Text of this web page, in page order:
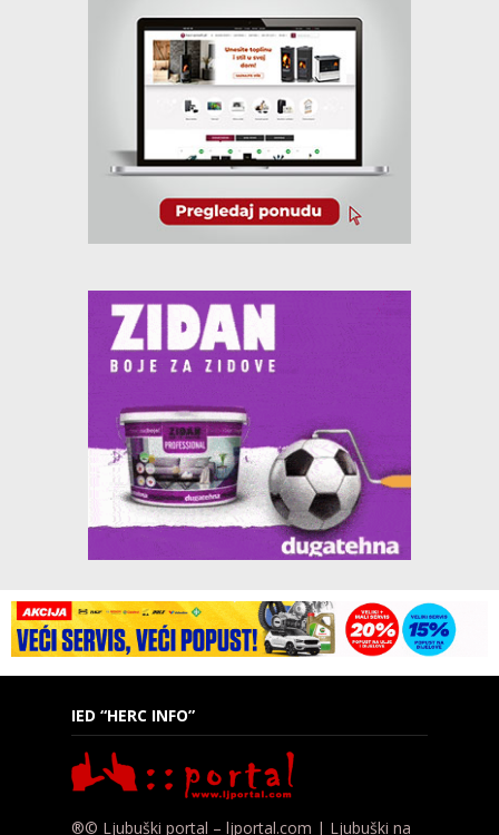
IED “HERC INFO”
®© Ljubuški portal – ljportal.com | Ljubuški na